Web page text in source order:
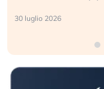
30 luglio 2026